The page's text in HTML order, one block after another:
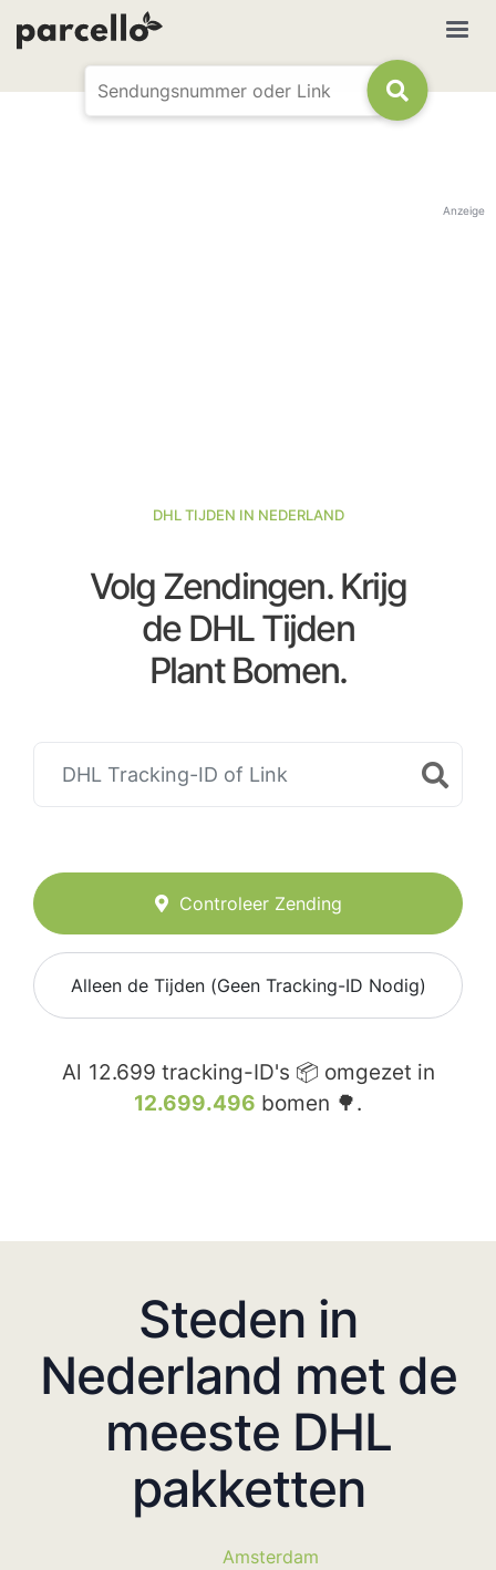
Anzeige
DHL TIJDEN IN NEDERLAND
Volg Zendingen. Krijg
de DHL Tijden
Plant Bomen.
Controleer Zending
Alleen de Tijden (Geen Tracking-ID Nodig)
Al 12.699 tracking-ID's 📦 omgezet in
12.699.496 bomen 🌳.
Steden in
Nederland met de
meeste DHL
pakketten
Amsterdam